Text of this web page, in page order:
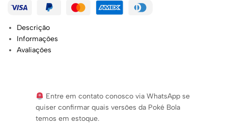
Descrição
Informações
Avaliações
Entre em contato conosco via WhatsApp se
quiser confirmar quais versões da Poké Bola
temos em estoque.